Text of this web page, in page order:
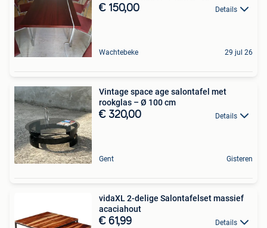
€ 150,00 Details
Wachtebeke 29 jul 26
Vintage space age salontafel met
rookglas – Ø 100 cm
€ 320,00 Details
Gent Gisteren
vidaXL 2-delige Salontafelset massief
acaciahout
€ 61,99 Details